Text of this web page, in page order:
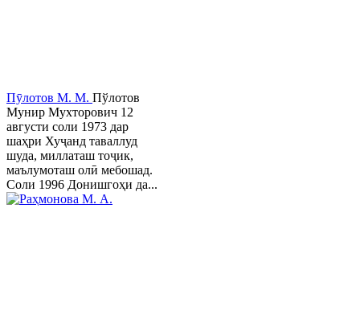
Пӯлотов М. М. Пўлотов
Мунир Мухторович 12
августи соли 1973 дар
шаҳри Хуҷанд таваллуд
шуда, миллаташ тоҷик,
маълумоташ олӣ мебошад.
Соли 1996 Донишгоҳи да...